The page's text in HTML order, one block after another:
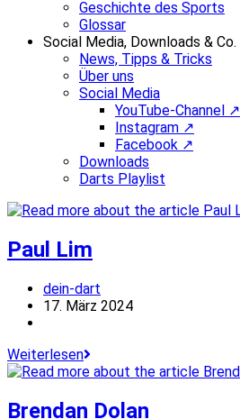
Geschichte des Sports
Glossar
Social Media, Downloads & Co.
News, Tipps & Tricks
Über uns
Social Media
YouTube-Channel ↗
Instagram ↗
Facebook ↗
Downloads
Darts Playlist
Paul Lim
Beitrags-
Autor:
dein-dart
Beitrag
17. März 2024
WeiterlesenPaul
Lim
Brendan Dolan